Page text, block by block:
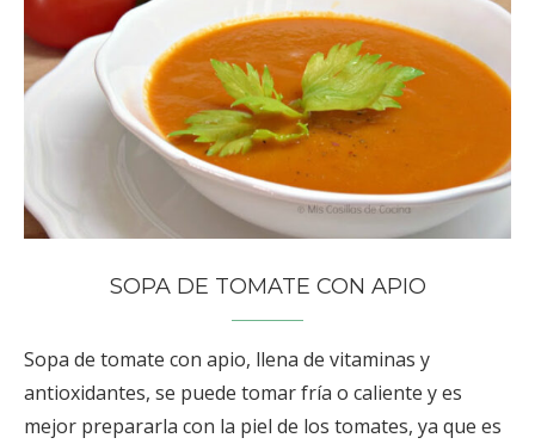
SOPA DE TOMATE CON APIO
Sopa de tomate con apio, llena de vitaminas y
antioxidantes, se puede tomar fría o caliente y es
mejor prepararla con la piel de los tomates, ya que es